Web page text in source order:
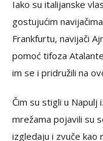
Iako su italijanske
gostujućim
Frankfurtu, navijači
pomoć tifoza
im se i pridružili na
Čim su stigli u Napulj
mrežama pojavili su
izgledaju i zvuče kao